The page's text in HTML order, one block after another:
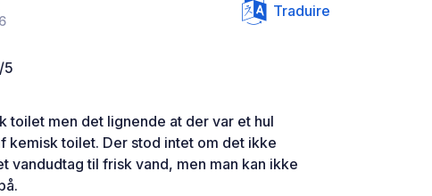
Traduire
5
toilet men det lignende at der var et hul
kemisk toilet. Der stod intet om det ikke
vandudtag til frisk vand, men man kan ikke